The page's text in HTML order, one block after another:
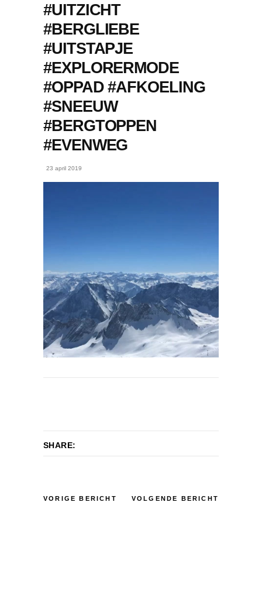
#UITZICHT
#BERGLIEBE
#UITSTAPJE
#EXPLORERMODE
#OPPAD #AFKOELING
#SNEEUW
#BERGTOPPEN
#EVENWEG
23 april 2019
SHARE:
VORIGE BERICHT VOLGENDE BERICHT